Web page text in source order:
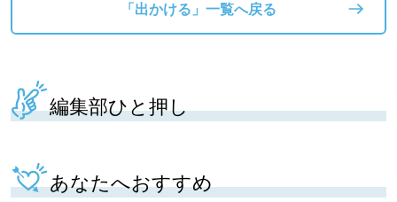
「出かける」一覧へ戻る
編集部ひと押し
あなたへおすすめ